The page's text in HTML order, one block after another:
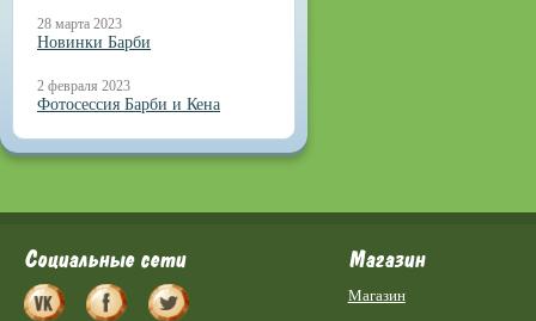
28 марта 2023
Новинки Барби
2 февраля 2023
Фотосессия Барби и Кена
Социальные сети Магазин
Магазин